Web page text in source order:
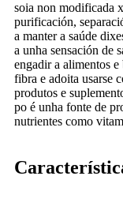
soia non modificada
purificación,
a manter a saúde
a unha sensación de
engadir a alimentos
fibra e adoita usarse
produtos e
po é unha fonte de
nutrientes como